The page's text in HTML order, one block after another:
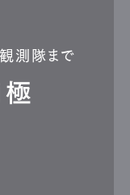
測隊まで